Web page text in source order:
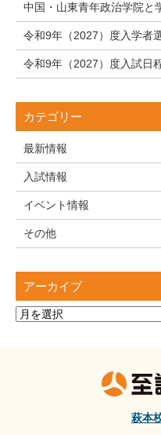
中国・山東青年政治学院と
令和9年（2027）度入学者
令和9年（2027）度入試日
カテゴリー
最新情報
入試情報
イベント情報
その他
アーカイブ
ア
萩本